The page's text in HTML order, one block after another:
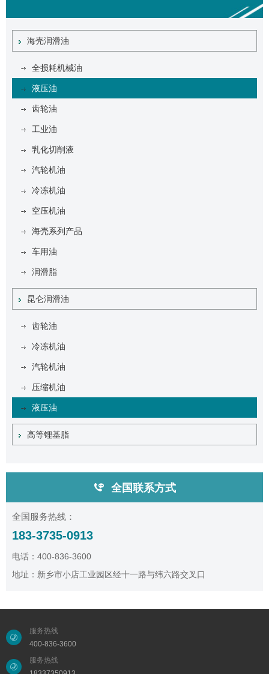
海壳润滑油
全损耗机械油
液压油
齿轮油
工业油
乳化切削液
汽轮机油
冷冻机油
空压机油
海壳系列产品
车用油
润滑脂
昆仑润滑油
齿轮油
冷冻机油
汽轮机油
压缩机油
液压油
高等锂基脂
全国联系方式
全国服务热线：
183-3735-0913
电话：400-836-3600
地址：新乡市小店工业园区经十一路与纬六路交叉口
服务热线
400-836-3600
服务热线